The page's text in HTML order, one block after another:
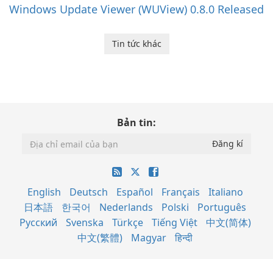
Windows Update Viewer (WUView) 0.8.0 Released
Tin tức khác
Bản tin:
English Deutsch Español Français
Italiano
日本語
한국어 Nederlands Polski
Português
Русский
Svenska Türkçe Tiếng Việt
中文(简体)
中文(繁體)
Magyar हिन्दी